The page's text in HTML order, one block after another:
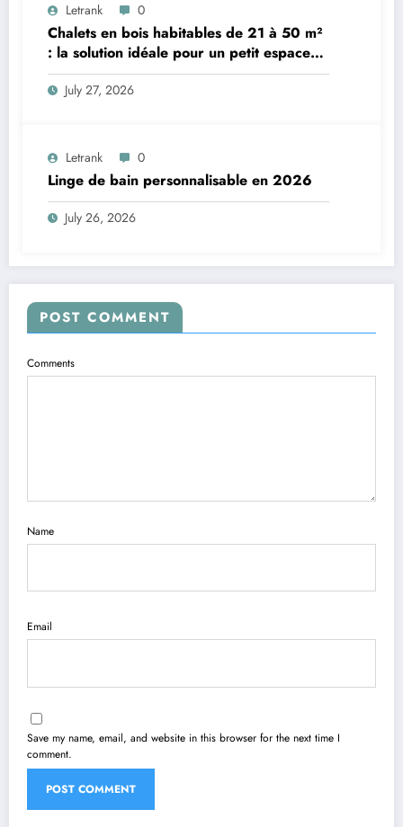
Letrank 0
Chalets en bois habitables de 21 à 50 m²
: la solution idéale pour un petit espace
de vie
July 27, 2026
Letrank 0
Linge de bain personnalisable en 2026
July 26, 2026
POST COMMENT
Comments
Name
Email
Save my name, email, and website in this browser for the next time I
comment.